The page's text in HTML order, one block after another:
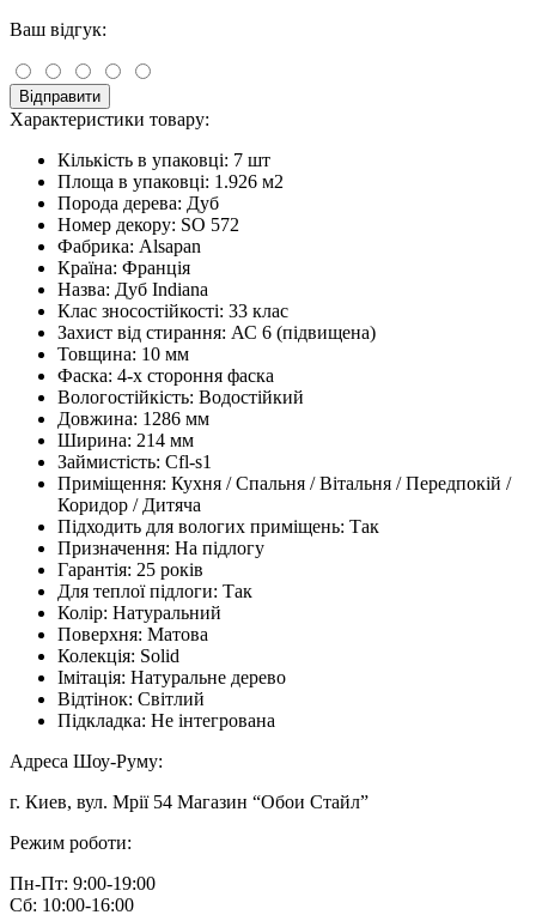
Ваш відгук:
Відправити
Характеристики товару:
Кількість в упаковці: 7 шт
Площа в упаковці: 1.926 м2
Порода дерева: Дуб
Номер декору: SO 572
Фабрика: Alsapan
Країна: Франція
Назва: Дуб Indiana
Клас зносостійкості: 33 клас
Захист від стирання: АС 6 (підвищена)
Товщина: 10 мм
Фаска: 4-х стороння фаска
Вологостійкість: Водостійкий
Довжина: 1286 мм
Ширина: 214 мм
Займистість: Cfl-s1
Приміщення: Кухня / Спальня / Вітальня / Передпокій /
Коридор / Дитяча
Підходить для вологих приміщень: Так
Призначення: На підлогу
Гарантія: 25 років
Для теплої підлоги: Так
Колір: Натуральний
Поверхня: Матова
Колекція: Solid
Імітація: Натуральне дерево
Відтінок: Світлий
Підкладка: Не інтегрована
Адреса Шоу-Руму:
г. Киев, вул. Мрії 54 Магазин “Обои Стайл”
Режим роботи:
Пн-Пт: 9:00-19:00
Сб: 10:00-16:00